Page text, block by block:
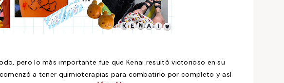
pero lo más importante fue que Kenai resultó victorioso en su
a tener quimioterapias para combatirlo por completo y así